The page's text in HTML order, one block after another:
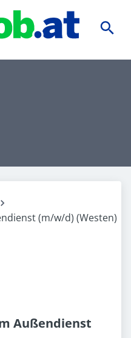
(m/w/d) (Westen)
Außendienst